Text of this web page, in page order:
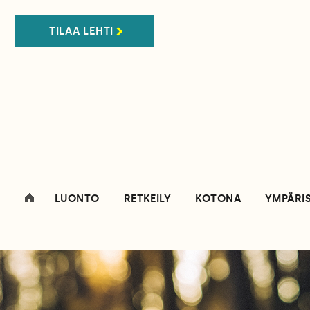
TILAA LEHTI
LUONTO RETKEILY KOTONA